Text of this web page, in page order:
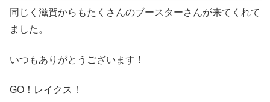
同じく滋賀からもたくさんのブースターさんが来てくれて
ました。
いつもありがとうございます！
GO！レイクス！